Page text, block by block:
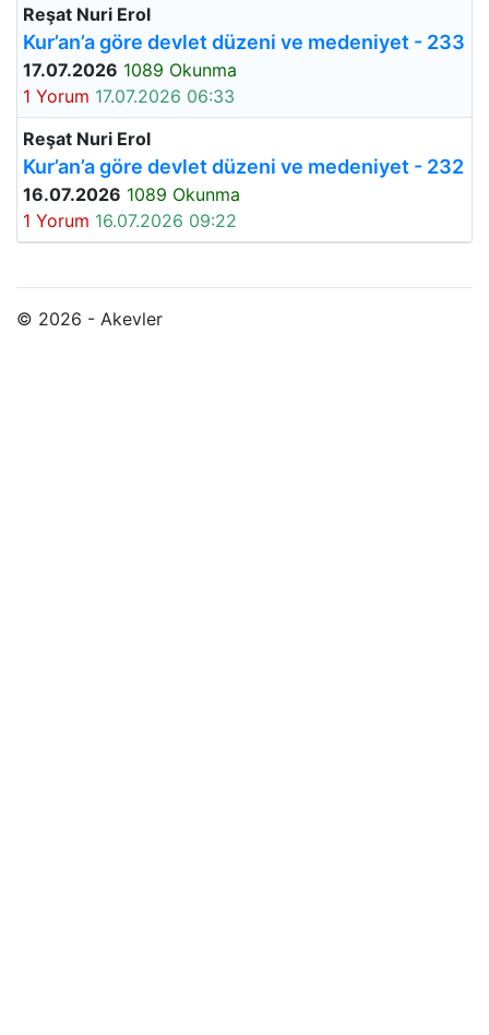
Reşat Nuri Erol
Kur’an’a göre devlet düzeni ve medeniyet - 233
17.07.2026 1089 Okunma
1 Yorum 17.07.2026 06:33
Reşat Nuri Erol
Kur’an’a göre devlet düzeni ve medeniyet - 232
16.07.2026 1089 Okunma
1 Yorum 16.07.2026 09:22
© 2026 - Akevler